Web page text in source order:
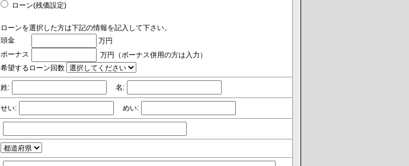
ローン(残価設定)
ローンを選択した方は下記の情報を記入して下さい。
頭金
万円
ボーナス
万円（ボーナス併用の方は入力）
希望するローン回数
姓: 名:
せい: めい: